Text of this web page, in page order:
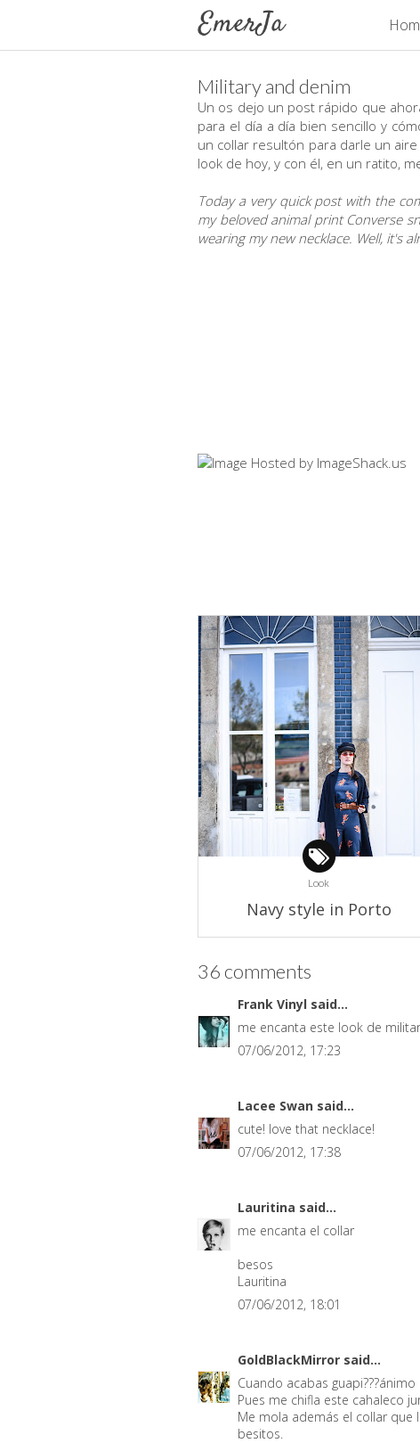
Military and denim
Un os dejo un post rápido que
para el día a día bien sencillo y
un collar resultón para darle un
look de hoy, y con él, en un ratito,
Today a very quick post with the
my beloved animal print Converse
wearing my new necklace. Well, it's
Look
Navy style in Porto
36 comments
Frank Vinyl said...
me encanta este look de
07/06/2012, 17:23
Lacee Swan said...
cute! love that necklace!
07/06/2012, 17:38
Lauritina said...
me encanta el collar
besos
Lauritina
07/06/2012, 18:01
GoldBlackMirror said...
Cuando acabas guapi???ánimo
Pues me chifla este cahaleco
Me mola además el collar que
besitos.